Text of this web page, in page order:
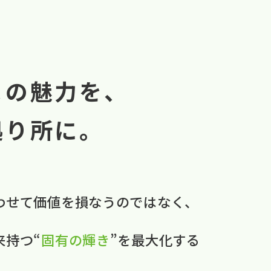
魅力を、
所に。
て​価値を​損なうのではなく、
持つ“固有の​輝き”を​最大化する​